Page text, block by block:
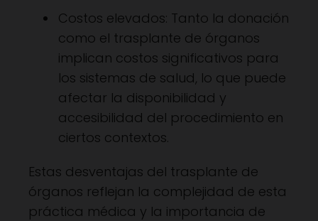
Costos elevados: Tanto la donación
como el trasplante de órganos
implican costos significativos para
los sistemas de salud, lo que puede
afectar la disponibilidad y
accesibilidad del procedimiento en
ciertos contextos.
Estas desventajas del trasplante de
órganos reflejan la complejidad de esta
práctica médica y la importancia de